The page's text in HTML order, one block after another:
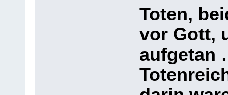
Toten,
vor Gott,
aufgetan